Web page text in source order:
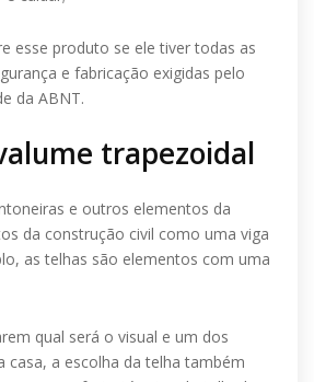
esse produto se ele tiver todas as
e fabricação exigidas pelo
da ABNT.
trapezoidal
e outros elementos da
da construção civil como uma viga
as telhas são elementos com uma
qual será o visual e um dos
casa, a escolha da telha também